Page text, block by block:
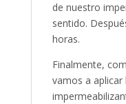
de nuestro
sentido.
horas.
Finalmente,
vamos a aplicar